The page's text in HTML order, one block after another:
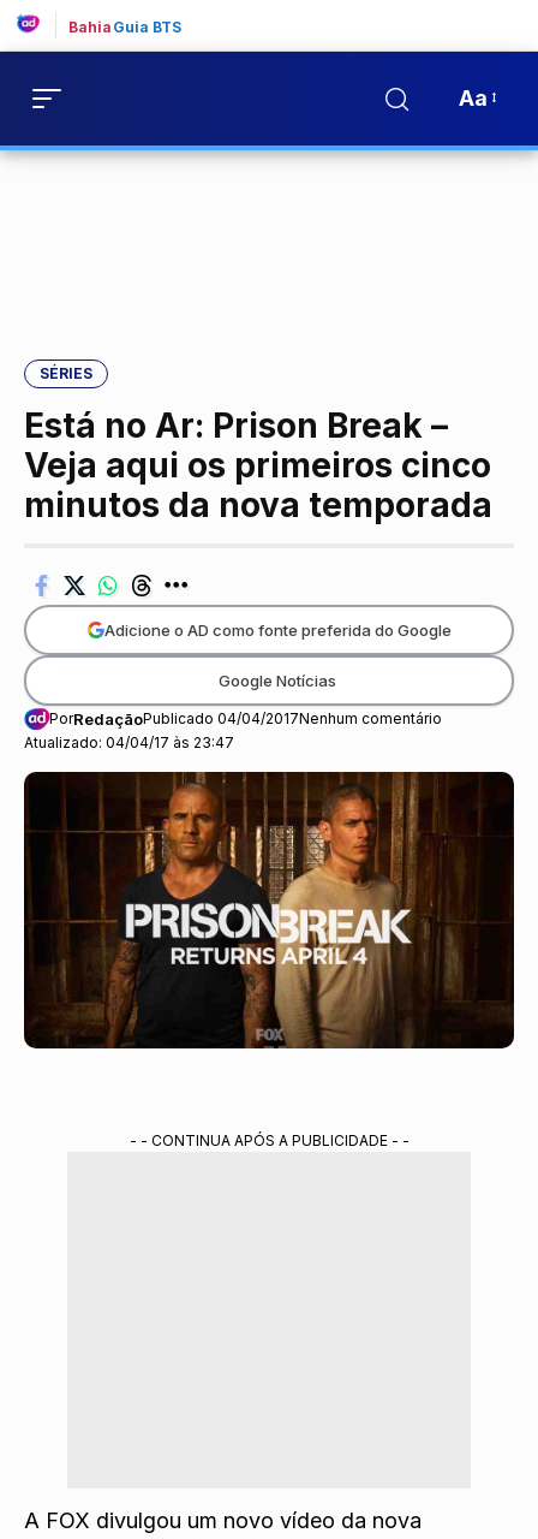
Bahia Guia BTS
Aa
SÉRIES
Está no Ar: Prison Break –
Veja aqui os primeiros cinco
minutos da nova temporada
Atualizado: 04/04/17 às 23:47
PorRedaçãoPublicado 04/04/2017Nenhum comentário
Adicione o AD como fonte preferida do Google
Google Notícias
- - CONTINUA APÓS A PUBLICIDADE - -
A FOX divulgou um novo vídeo da nova